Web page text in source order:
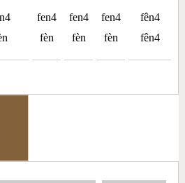
fen4
fèn
fen4
fèn
fen4
fèn
fên4
fên4